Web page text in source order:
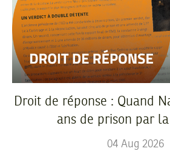
Droit de réponse : Quand
ans de prison par
04 Aug 2026